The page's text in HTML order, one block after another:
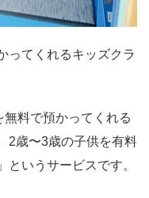
ってくれるキッズクラ
料で預かってくれる
2歳〜3歳の子供を有料
いうサービスです。